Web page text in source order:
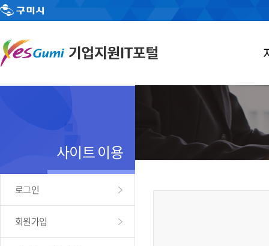
사이트 이용
로그인
회원가입